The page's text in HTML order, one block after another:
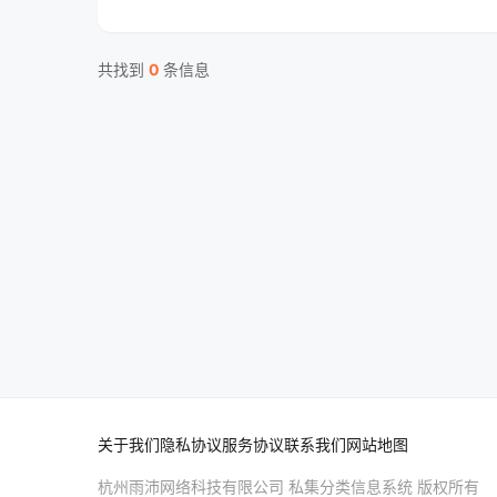
共找到 0 条信息
关于我们隐私协议服务协议联系我们网站地图
杭州雨沛网络科技有限公司 私集分类信息系统 版权所有